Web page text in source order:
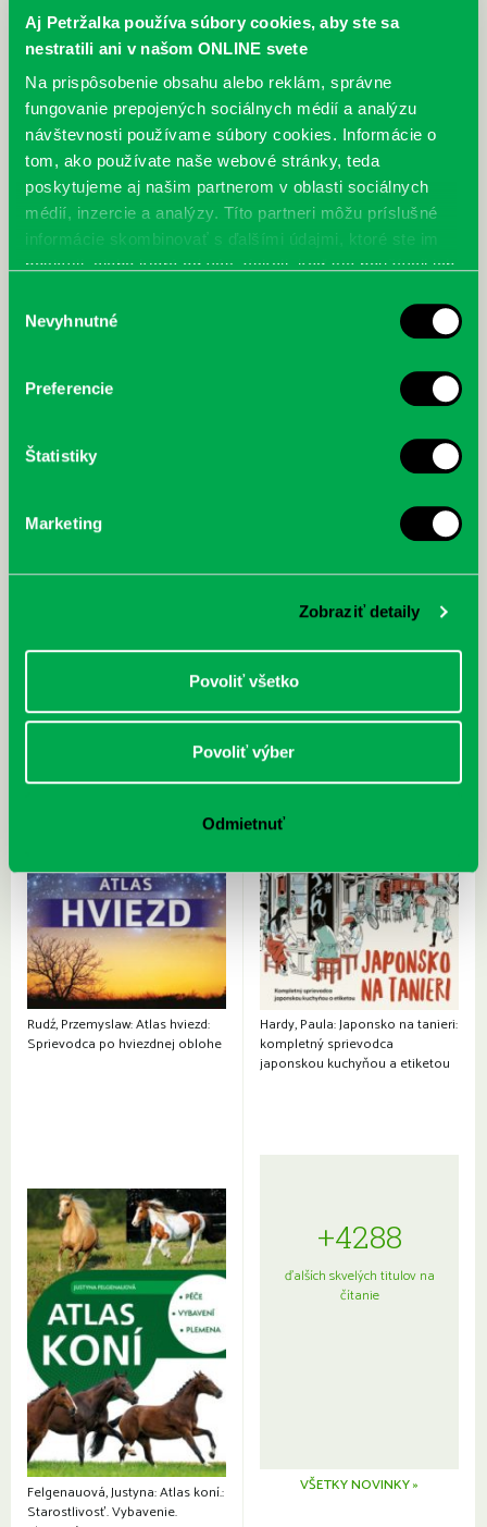
Aj Petržalka používa súbory cookies, aby ste sa
nestratili ani v našom ONLINE svete
Na prispôsobenie obsahu alebo reklám, správne
fungovanie prepojených sociálnych médií a analýzu
návštevnosti používame súbory cookies. Informácie o
tom, ako používate naše webové stránky, teda
poskytujeme aj našim partnerom v oblasti sociálnych
médií, inzercie a analýzy. Títo partneri môžu príslušné
informácie skombinovať s ďalšími údajmi, ktoré ste im
poskytli, alebo ktoré od vás získali, keď ste používali ich
súhlasu
Nevyhnutné
Preferencie
Štatistiky
Marketing
Zobraziť detaily
Povoliť všetko
Povoliť výber
Odmietnuť
prácam a neštátnym službám zamestnanosti.
Mgr. Marián Holienka, PhD. – doc. Ing. Anna Pilková, CSc., MBA – Mgr.
Alexander Mušinka, PhD. – RNDr. Miroslav Pollák
Prvá biografia najväčšieho
Rudź, Przemyslaw: Atlas hviezd:
Sprievodca po hviezdnej oblohe
Hardy, Paula: Japonsko na tanieri:
kompletný sprievodca
japonskou kuchyňou a etiketou
Felgenauová, Justyna: Atlas koní.:
Starostlivosť. Vybavenie.
+4288
ďalších skvelých titulov na
čítanie
VŠETKY NOVINKY »